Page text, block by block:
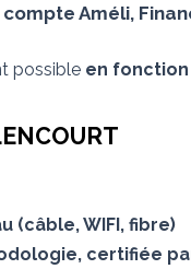
Améli,
possible en
(câble, WIFI, fibre)
certifiée